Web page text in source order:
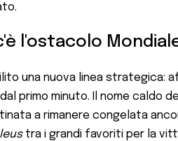
l'ostacolo
una nuova linea strategica:
primo minuto. Il nome caldo
a rimanere congelata
tra i grandi favoriti per la